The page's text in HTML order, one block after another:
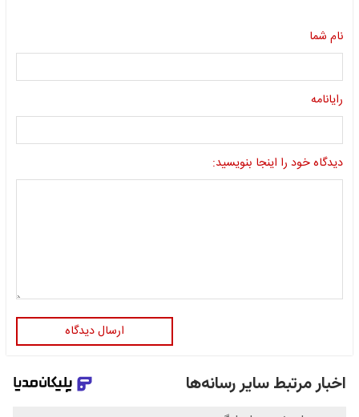
نام شما
رایانامه
دیدگاه خود را اینجا بنویسید:
ارسال دیدگاه